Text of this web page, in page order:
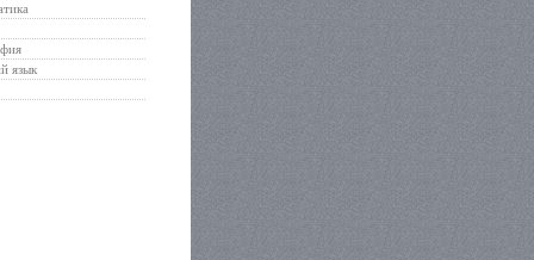
язык